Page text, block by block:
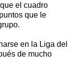
el cuadro
que le
en la Liga del
de mucho